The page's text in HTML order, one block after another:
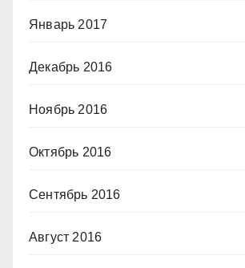
Январь 2017
Декабрь 2016
Ноябрь 2016
Октябрь 2016
Сентябрь 2016
Август 2016